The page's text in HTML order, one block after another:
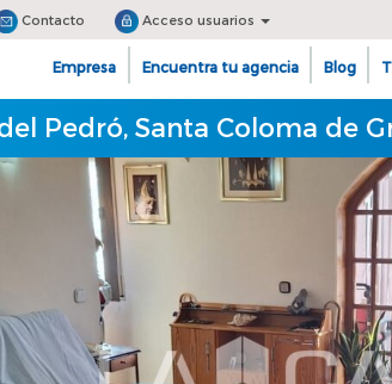
Contacto Acceso usuarios
Empresa Encuentra tu agencia Blog
Pedró, Santa Coloma de